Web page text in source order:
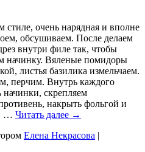
стиле, очень нарядная и вполне
обсушиваем. После делаем
внутри филе так, чтобы
начинку. Вяленые помидоры
листья базилика измельчаем.
перчим. Внутрь каждого
скрепляем
накрыть фольгой и
… Читать далее →
Елена Некрасова |